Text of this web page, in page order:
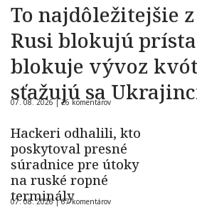
To najdôležitejšie
Rusi blokujú
blokuje vývoz
sťažujú sa
07. 08. 2026 |26 komentárov
Hackeri odhalili, kto
poskytoval presné
súradnice pre útoky
na ruské ropné
terminály
07. 08. 2026 |67 komentárov